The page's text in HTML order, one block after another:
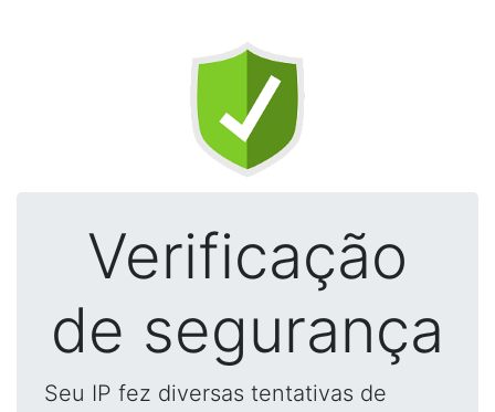
Verificação
de segurança
Seu IP fez diversas tentativas de